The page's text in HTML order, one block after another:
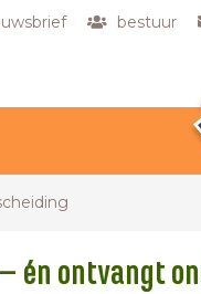
bestuur
én ontvangt